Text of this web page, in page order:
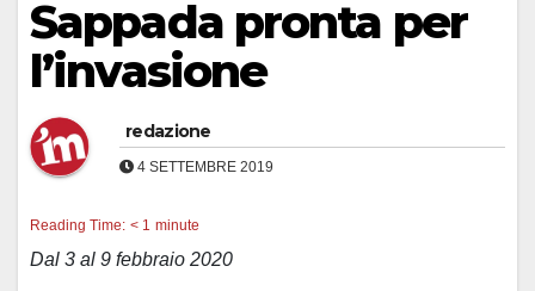
Sappada pronta per
l’invasione
redazione
4 SETTEMBRE 2019
Reading Time: < 1 minute
Dal 3 al 9 febbraio 2020